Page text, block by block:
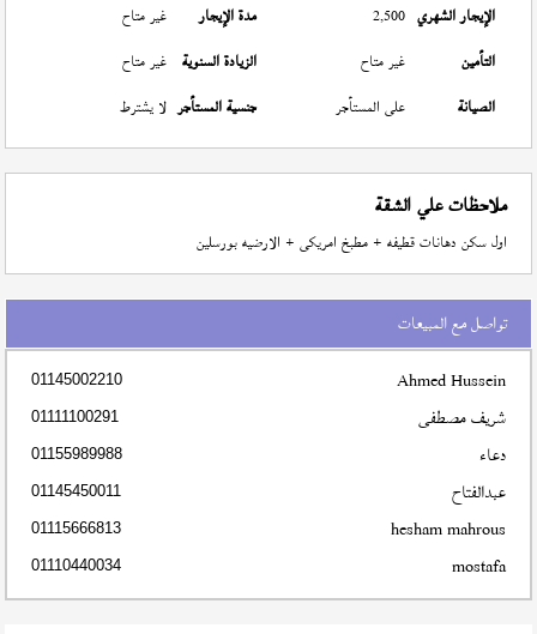
الإيجار الشهري 2,500 مدة الإيجار
غير متاح
التأمين
غير متاح الزيادة السنوية غير متاح
الصيانة
على المستأجر جنسية المستأجر لا يشترط
ملاحظات علي الشقة
اول سكن دهانات قطيفه + مطبخ امريكى + الارضيه بورسلين
تواصل مع المبيعات
Ahmed Hussein
01145002210
شريف مصطفى 01111100291
دعاء 01155989988
عبدالفتاح 01145450011
hesham mahrous
01115666813
mostafa
01110440034